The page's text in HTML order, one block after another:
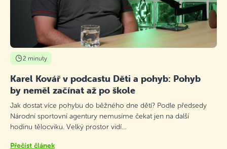
2 minuty
Karel Kovář v podcastu Děti a pohyb: Pohyb
by neměl začínat až po škole
Jak dostat více pohybu do běžného dne dětí? Podle předsedy
Národní sportovní agentury nemusíme čekat jen na další
hodinu tělocviku. Velký prostor vidí…
Přečíst článek